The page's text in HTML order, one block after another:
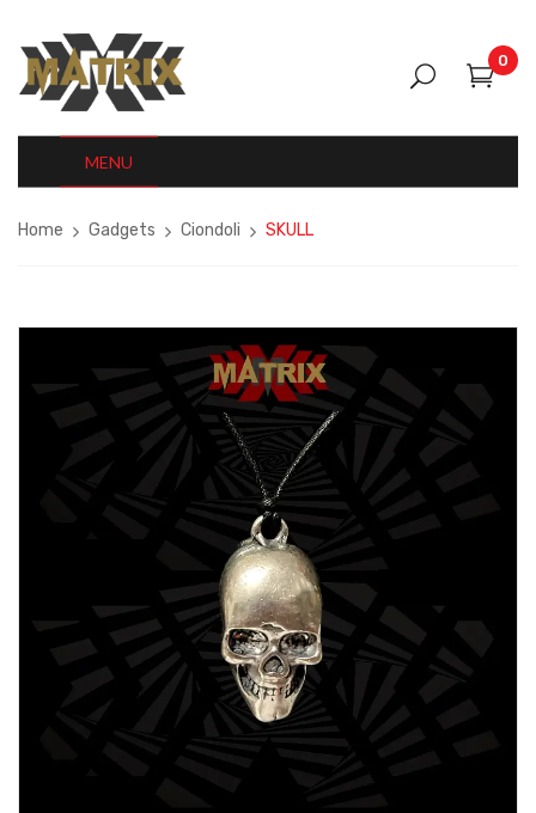
0
MENU
Home Gadgets Ciondoli SKULL